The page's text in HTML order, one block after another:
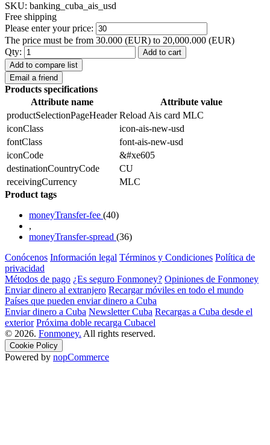
SKU: banking_cuba_ais_usd
Free shipping
Please enter your price:
The price must be from 30.000 (EUR) to 20,000.000 (EUR)
Qty:
Add to cart
Add to compare list
Email a friend
Products specifications
Attribute name
Attribute value
productSelectionPageHeader Reload Ais card MLC
iconClass
icon-ais-new-usd
fontClass
font-ais-new-usd
iconCode
&#xe605
destinationCountryCode
CU
receivingCurrency
MLC
Product tags
moneyTransfer-fee (40)
,
moneyTransfer-spread (36)
Conócenos Información legal Términos y Condiciones Política de
privacidad
Métodos de pago ¿Es seguro Fonmoney? Opiniones de Fonmoney
Enviar dinero al extranjero Recargar móviles en todo el mundo
Países que pueden enviar dinero a Cuba
Enviar dinero a Cuba Newsletter Cuba Recargas a Cuba desde el
exterior Próxima doble recarga Cubacel
© 2026. Fonmoney. All rights reserved.
Cookie Policy
Powered by nopCommerce